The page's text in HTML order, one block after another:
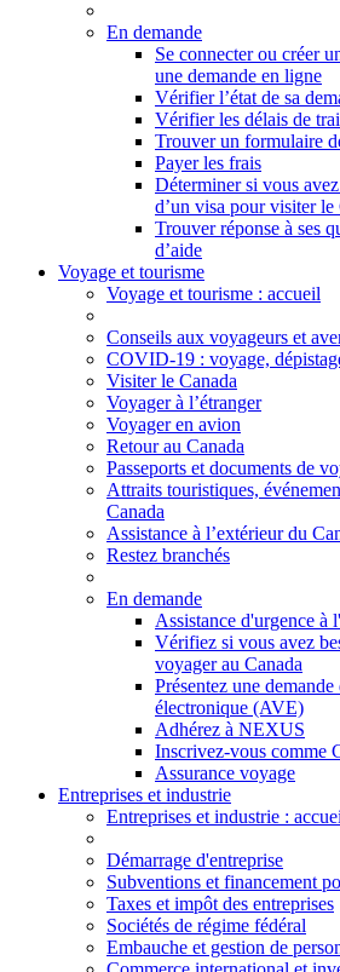
En demande
Se connecter ou créer
une demande en ligne
Vérifier l’état de sa
Vérifier les délais de
Trouver un formulaire
Payer les frais
Déterminer si vous
d’un visa pour visiter le
Trouver réponse à ses
d’aide
Voyage et tourisme
Voyage et tourisme : accueil
Conseils aux voyageurs et
COVID-19 : voyage,
Visiter le Canada
Voyager à l’étranger
Voyager en avion
Retour au Canada
Passeports et documents de
Attraits touristiques,
Canada
Assistance à l’extérieur du
Restez branchés
En demande
Assistance d'urgence à
Vérifiez si vous avez
voyager au Canada
Présentez une
électronique (AVE)
Adhérez à NEXUS
Inscrivez-vous comme
Assurance voyage
Entreprises et industrie
Entreprises et industrie :
Démarrage d'entreprise
Subventions et financement
Taxes et impôt des entreprises
Sociétés de régime fédéral
Embauche et gestion de